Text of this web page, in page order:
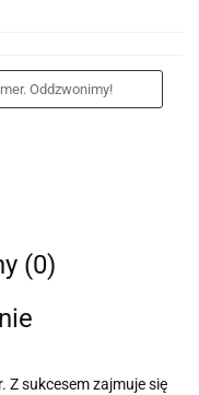
(0)
Z sukcesem zajmuje się